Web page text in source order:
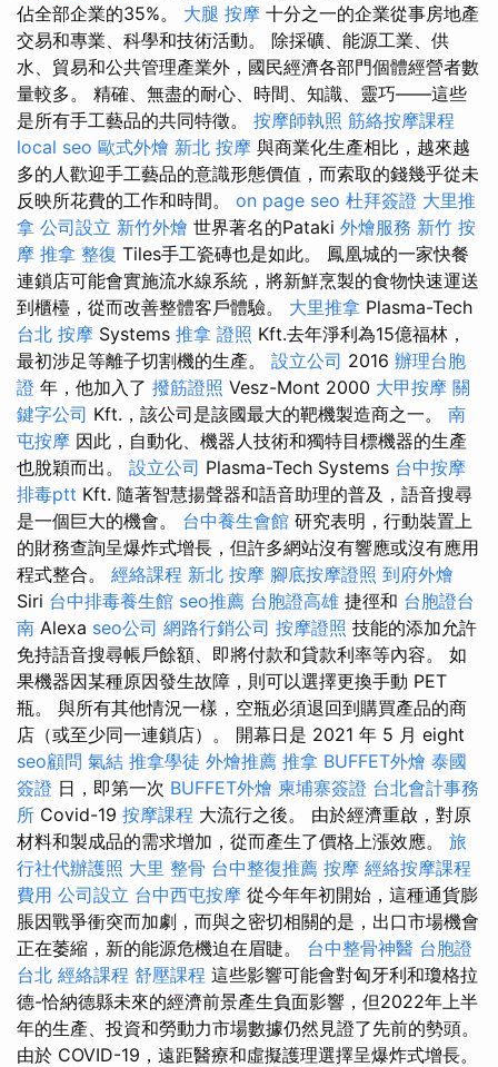
佔全部企業的35%。 大腿 按摩 十分之一的企業從事房地產
交易和專業、科學和技術活動。 除採礦、能源工業、供
水、貿易和公共管理產業外，國民經濟各部門個體經營者數
量較多。 精確、無盡的耐心、時間、知識、靈巧——這些
是所有手工藝品的共同特徵。 按摩師執照 筋絡按摩課程
local seo 歐式外燴 新北 按摩 與商業化生產相比，越來越
多的人歡迎手工藝品的意識形態價值，而索取的錢幾乎從未
反映所花費的工作和時間。 on page seo 杜拜簽證 大里推
拿 公司設立 新竹外燴 世界著名的Pataki 外燴服務 新竹 按
摩 推拿 整復 Tiles手工瓷磚也是如此。 鳳凰城的一家快餐
連鎖店可能會實施流水線系統，將新鮮烹製的食物快速運送
到櫃檯，從而改善整體客戶體驗。 大里推拿 Plasma-Tech
台北 按摩 Systems 推拿 證照 Kft.去年淨利為15億福林，
最初涉足等離子切割機的生產。 設立公司 2016 辦理台胞
證 年，他加入了 撥筋證照 Vesz-Mont 2000 大甲按摩 關
鍵字公司 Kft.，該公司是該國最大的靶機製造商之一。 南
屯按摩 因此，自動化、機器人技術和獨特目標機器的生產
也脫穎而出。 設立公司 Plasma-Tech Systems 台中按摩
排毒ptt Kft. 隨著智慧揚聲器和語音助理的普及，語音搜尋
是一個巨大的機會。 台中養生會館 研究表明，行動裝置上
的財務查詢呈爆炸式增長，但許多網站沒有響應或沒有應用
程式整合。 經絡課程 新北 按摩 腳底按摩證照 到府外燴
Siri 台中排毒養生館 seo推薦 台胞證高雄 捷徑和 台胞證台
南 Alexa seo公司 網路行銷公司 按摩證照 技能的添加允許
免持語音搜尋帳戶餘額、即將付款和貸款利率等內容。 如
果機器因某種原因發生故障，則可以選擇更換手動 PET
瓶。 與所有其他情況一樣，空瓶必須退回到購買產品的商
店（或至少同一連鎖店）。 開幕日是 2​​021 年 5 月 eight
seo顧問 氣結 推拿學徒 外燴推薦 推拿 BUFFET外燴 泰國
簽證 日，即第一次 BUFFET外燴 柬埔寨簽證 台北會計事務
所 Covid-19 按摩課程 大流行之後。 由於經濟重啟，對原
材料和製成品的需求增加，從而產生了價格上漲效應。 旅
行社代辦護照 大里 整骨 台中整復推薦 按摩 經絡按摩課程
費用 公司設立 台中西屯按摩 從今年年初開始，這種通貨膨
脹因戰爭衝突而加劇，而與之密切相關的是，出口市場機會
正在萎縮，新的能源危機迫在眉睫。 台中整骨神醫 台胞證
台北 經絡課程 舒壓課程 這些影響可能會對匈牙利和瓊格拉
德-恰納德縣未來的經濟前景產生負面影響，但2022年上半
年的生產、投資和勞動力市場數據仍然見證了先前的勢頭。
由於 COVID-19，遠距醫療和虛擬護理選擇呈爆炸式增長。